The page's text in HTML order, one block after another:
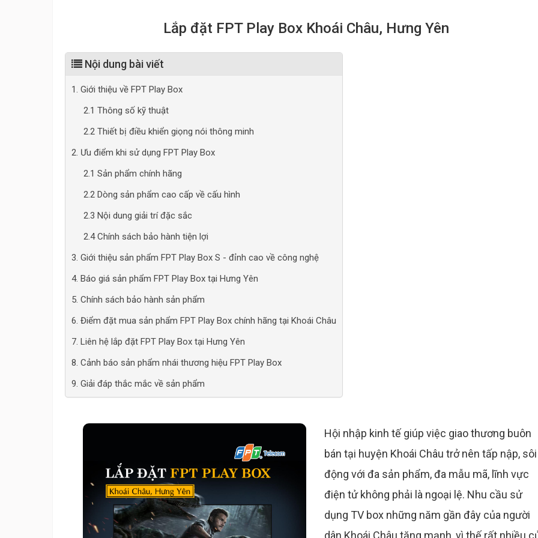
Lắp đặt FPT Play Box Khoái Châu, Hưng Yên
Nội dung bài viết
1. Giới thiệu về FPT Play Box
2.1 Thông số kỹ thuật
2.2 Thiết bị điều khiển giọng nói thông minh
2. Ưu điểm khi sử dụng FPT Play Box
2.1 Sản phẩm chính hãng
2.2 Dòng sản phẩm cao cấp về cấu hình
2.3 Nội dung giải trí đặc sắc
2.4 Chính sách bảo hành tiện lợi
3. Giới thiệu sản phẩm FPT Play Box S - đỉnh cao về công nghệ
4. Báo giá sản phẩm FPT Play Box tại Hưng Yên
5. Chính sách bảo hành sản phẩm
6. Điểm đặt mua sản phẩm FPT Play Box chính hãng tại Khoái Châu
7. Liên hệ lắp đặt FPT Play Box tại Hưng Yên
8. Cảnh báo sản phẩm nhái thương hiệu FPT Play Box
9. Giải đáp thắc mắc về sản phẩm
Hội nhập kinh tế giúp việc giao thương buôn
bán tại huyện Khoái Châu trở nên tấp nập, sôi
động với đa sản phẩm, đa mẫu mã, lĩnh vực
điện tử không phải là ngoại lệ. Nhu cầu sử
dụng TV box những năm gần đây của người
dân Khoái Châu tăng mạnh, vì thế rất nhiều